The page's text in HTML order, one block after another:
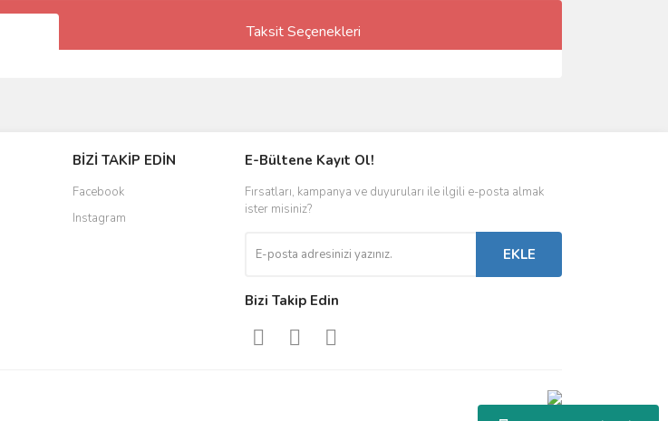
Taksit Seçenekleri
BİZİ TAKİP EDİN
Facebook
Instagram
E-Bültene Kayıt Ol!
Fırsatları, kampanya ve duyuruları ile ilgili e-posta almak
ister misiniz?
EKLE
Bizi Takip Edin